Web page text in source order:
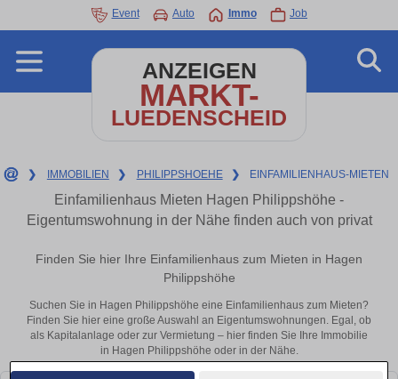
Event Auto Immo Job
ANZEIGEN
MARKT-
LUEDENSCHEID
❯ IMMOBILIEN ❯ PHILIPPSHOEHE ❯ EINFAMILIENHAUS-MIETEN
Einfamilienhaus Mieten Hagen Philippshöhe -
Eigentumswohnung in der Nähe finden auch von privat
Finden Sie hier Ihre Einfamilienhaus zum Mieten in Hagen
Philippshöhe
Suchen Sie in Hagen Philippshöhe eine Einfamilienhaus zum Mieten?
Finden Sie hier eine große Auswahl an Eigentumswohnungen. Egal, ob
als Kapitalanlage oder zur Vermietung – hier finden Sie Ihre Immobilie
in Hagen Philippshöhe oder in der Nähe.